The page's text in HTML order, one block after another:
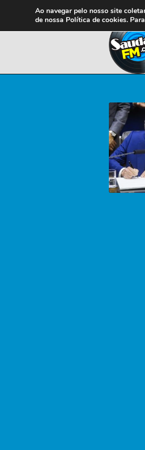
Ao navegar pelo nosso site
de nossa Política de cookies.